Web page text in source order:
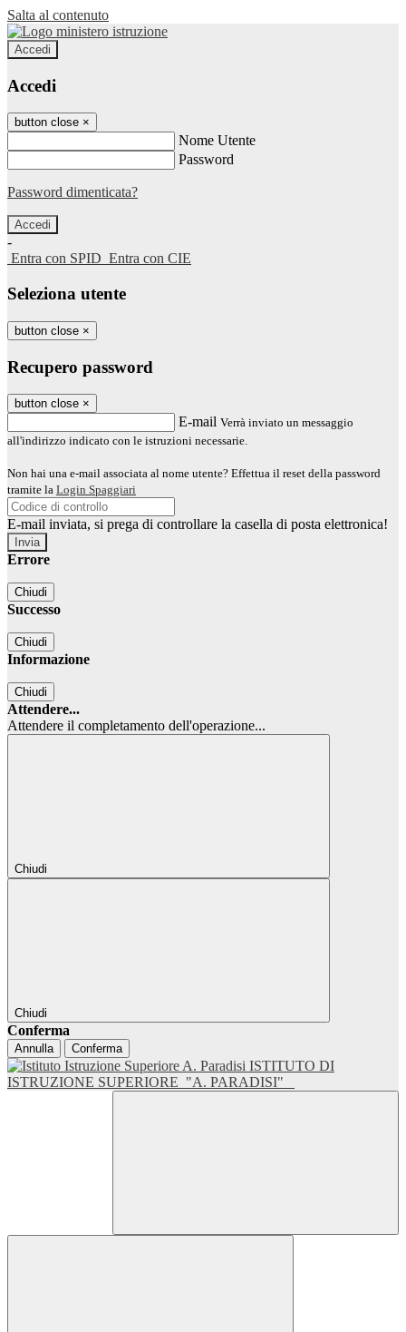
Salta al contenuto
Accedi
Accedi
button close ×
Nome Utente
Password
Password dimenticata?
-
Entra con SPID Entra con CIE
Seleziona utente
button close ×
Recupero password
button close ×
E-mail Verrà inviato un messaggio
all'indirizzo indicato con le istruzioni necessarie.
Non hai una e-mail associata al nome utente? Effettua il reset della password
tramite la Login Spaggiari
E-mail inviata, si prega di controllare la casella di posta elettronica!
Errore
Chiudi
Successo
Chiudi
Informazione
Chiudi
Attendere...
Attendere il completamento dell'operazione...
Chiudi
Chiudi
Conferma
Annulla Conferma
ISTITUTO DI
ISTRUZIONE SUPERIORE "A. PARADISI"